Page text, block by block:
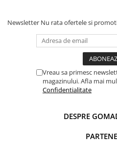
Newsletter Nu rata ofertele si
Vreau sa primesc
magazinului. Afla mai
Confidentialitate
DESPRE